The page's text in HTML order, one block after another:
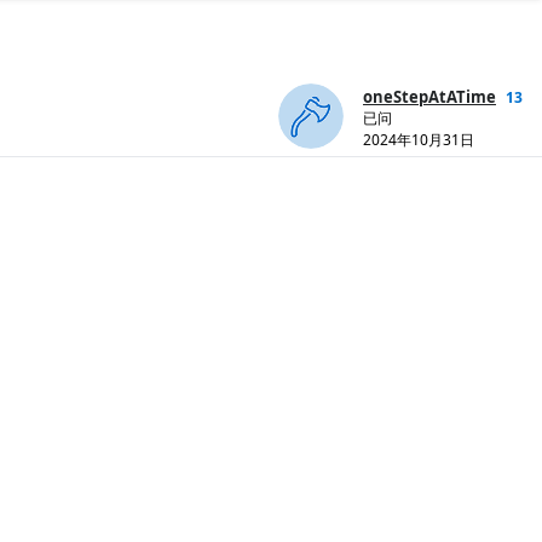
oneStepAtATime 13
已问
2024年10月31日